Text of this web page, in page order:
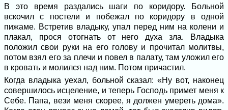
В это время раздались шаги по коридору. Больной
вскочил с постели и побежал по коридору в одной
пижаме. Встретив владыку, упал перед ним на колени и
плакал, прося отогнать от него духа зла. Владыка
положил свои руки на его голову и прочитал молитвы,
потом взял его за плечи и повел в палату, там уложил его
в кровать и молился над ним. Потом причастил.
Когда владыка уехал, больной сказал: «Ну вот, наконец
совершилось исцеление, и теперь Господь примет меня к
Себе. Папа, вези меня скорее, я должен умереть дома».